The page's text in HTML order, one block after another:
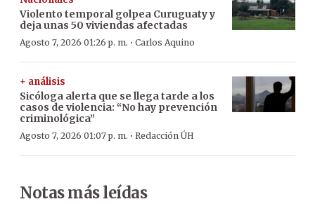
Violento temporal golpea Curuguaty y
deja unas 50 viviendas afectadas
Agosto 7, 2026 01:26 p. m. · Carlos Aquino
+ análisis
Sicóloga alerta que se llega tarde a los
casos de violencia: “No hay prevención
criminológica”
Agosto 7, 2026 01:07 p. m. · Redacción ÚH
Notas más leídas